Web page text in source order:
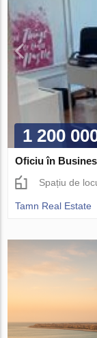
1 200
Oficiu în
Spațiu de
Tamn Real Estate